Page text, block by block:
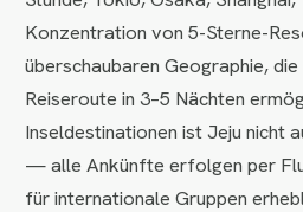
Konzentration von 5-Sterne-
überschaubaren Geographie,
Reiseroute in 3–5 Nächten
Inseldestinationen ist Jeju nicht
— alle Ankünfte erfolgen per
für internationale Gruppen